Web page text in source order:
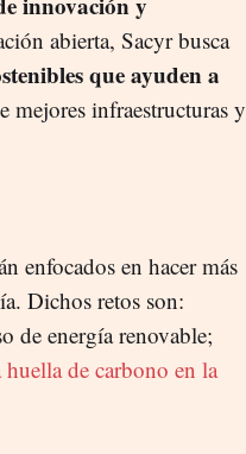
abierta, Sacyr busca
que ayuden a
mejores infraestructuras y
enfocados en hacer más
Dichos retos son:
de energía renovable;
de carbono en la